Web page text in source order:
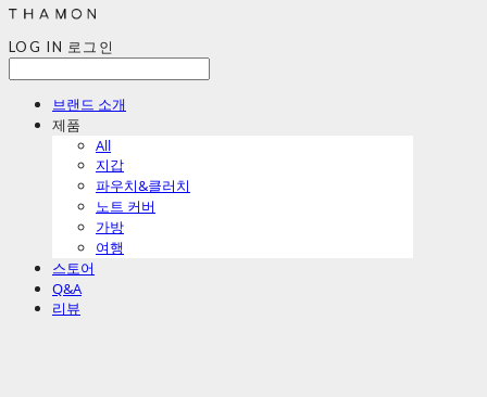
LOG IN 로그인
브랜드 소개
제품
All
지갑
파우치&클러치
노트 커버
가방
여행
스토어
Q&A
리뷰